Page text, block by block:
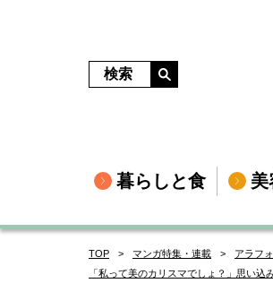
暮らしと食 美
TOP マンガ特集・連載
アラフ
「私って美のカリスマでしょ？」思い